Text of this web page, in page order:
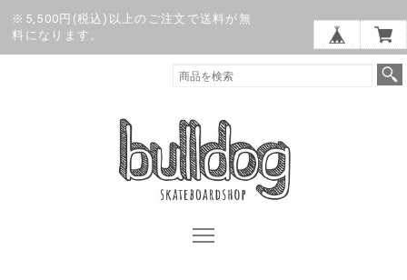
※5,500円(税込)以上のご注文で送料が無
料になります。